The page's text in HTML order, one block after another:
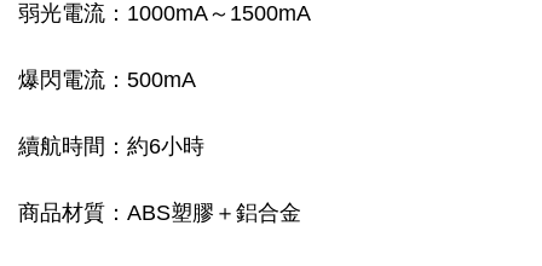
弱光電流：1000mA～1500mA
爆閃電流：500mA
續航時間：約6小時
商品材質：ABS塑膠＋鋁合金